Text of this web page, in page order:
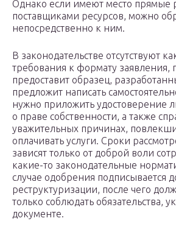
Однако если имеют место прямые
поставщиками ресурсов, можно
непосредственно к ним.
В законодательстве отсутствуют
требования к формату заявления,
предоставит образец,
предложит написать
нужно приложить удостоверение
о праве собственности, а также
уважительных причинах,
оплачивать услуги. Сроки
зависят только от доброй воли
какие-то законодательные
случае одобрения подписывается
реструктуризации, после чего
только соблюдать обязательства,
документе.